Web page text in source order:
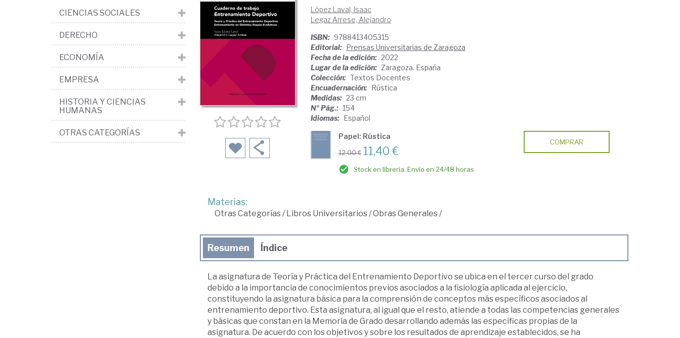
López Laval, Isaac
Legaz Arrese, Alejandro
ISBN: 9788413405315
Editorial: Prensas Universitarias de Zaragoza
Fecha de la edición: 2022
Lugar de la edición: Zaragoza. España
Colección: Textos Docentes
Encuadernación: Rústica
Medidas: 23 cm
Nº Pág.: 154
Idiomas: Español
Papel: Rústica
12,00 € 11,40 €
Stock en librería. Envío en 24/48 horas
COMPRAR
Materias:
Otras Categorías/Libros Universitarios/Obras Generales/
Resumen Índice
La asignatura de Teoría y Práctica del Entrenamiento Deportivo se ubica en el tercer curso del grado
debido a la importancia de conocimientos previos asociados a la fisiología aplicada al ejercicio,
constituyendo la asignatura básica para la comprensión de conceptos más específicos asociados al
entrenamiento deportivo. Esta asignatura, al igual que el resto, atiende a todas las competencias generales
y básicas que constan en la Memoria de Grado desarrollando además las específicas propias de la
asignatura. De acuerdo con los objetivos y sobre los resultados de aprendizaje establecidos, se ha
CIENCIAS SOCIALES
DERECHO
ECONOMÍA
EMPRESA
HISTORIA Y CIENCIAS
HUMANAS
OTRAS CATEGORÍAS